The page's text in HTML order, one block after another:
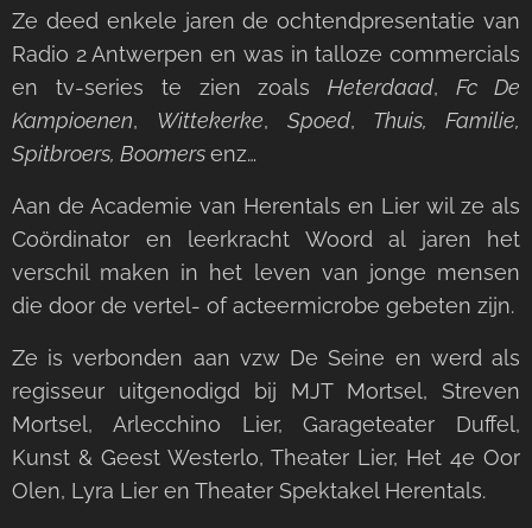
Ze deed enkele jaren de ochtendpresentatie van
Radio 2 Antwerpen en was in talloze commercials
en tv-series te zien zoalsHeterdaad,Fc De
Kampioenen, Wittekerke, Spoed, Thuis, Familie,
Spitbroers, Boomersenz…
Aan de Academie van Herentals en Lier wil ze als
Coördinator en leerkracht Woord al jaren het
verschil maken in het leven van jonge mensen
die door de vertel- of acteermicrobe gebeten zijn.
Ze is verbonden aan vzw De Seine en werd als
regisseur uitgenodigd bij MJT Mortsel, Streven
Mortsel, Arlecchino Lier, Garageteater Duffel,
Kunst & Geest Westerlo, Theater Lier, Het 4e Oor
Olen, Lyra Lier en Theater Spektakel Herentals.